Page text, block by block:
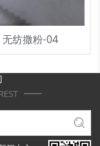
无纺撒粉-04